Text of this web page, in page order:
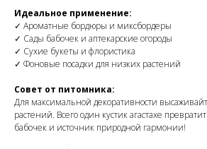
Идеальное применение:
✓ Ароматные бордюры и миксбордеры
✓ Сады бабочек и аптекарские огороды
✓ Сухие букеты и флористика
✓ Фоновые посадки для низких растений
Совет от питомника:
Для максимальной декоративности
растений. Всего один кустик агастахе
бабочек и источник природной гармонии!